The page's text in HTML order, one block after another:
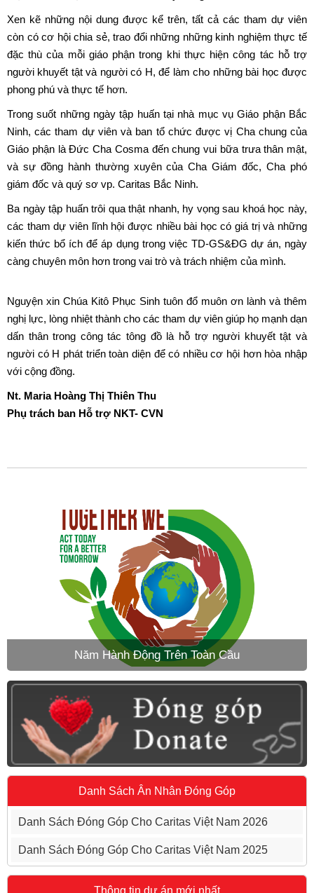
Xen kẽ những nội dung được kể trên, tất cả các tham dự viên
còn có cơ hội chia sẻ, trao đổi những những kinh nghiệm thực tế
đặc thù của mỗi giáo phận trong khi thực hiện công tác hỗ trợ
người khuyết tật và người có H, để làm cho những bài học được
phong phú và thực tế hơn.
Trong suốt những ngày tập huấn tại nhà mục vụ Giáo phận Bắc
Ninh, các tham dự viên và ban tổ chức được vị Cha chung của
Giáo phận là Đức Cha Cosma đến chung vui bữa trưa thân mật,
và sự đồng hành thường xuyên của Cha Giám đốc, Cha phó
giám đốc và quý sơ vp. Caritas Bắc Ninh.
Ba ngày tập huấn trôi qua thật nhanh, hy vọng sau khoá học này,
các tham dự viên lĩnh hội được nhiều bài học có giá trị và những
kiến thức bổ ích để áp dụng trong việc TD-GS&ĐG dự án, ngày
càng chuyên môn hơn trong vai trò và trách nhiệm của mình.
Nguyện xin Chúa Kitô Phục Sinh tuôn đổ muôn ơn lành và thêm
nghị lực, lòng nhiệt thành cho các tham dự viên giúp họ mạnh dạn
dấn thân trong công tác tông đồ là hỗ trợ người khuyết tật và
người có H phát triển toàn diện để có nhiều cơ hội hơn hòa nhập
với cộng đồng.
Nt. Maria Hoàng Thị Thiên Thu
Phụ trách ban Hỗ trợ NKT- CVN
Năm Hành Động Trên Toàn Cầu
Danh Sách Ân Nhân Đóng Góp
Danh Sách Đóng Góp Cho Caritas Việt Nam 2026
Danh Sách Đóng Góp Cho Caritas Việt Nam 2025
Thông tin dự án mới nhất